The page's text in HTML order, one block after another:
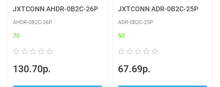
JXTCONN AHDR-0B2C-26P
AHDR-0B2C-26P
70
130.70р.
JXTCONN ADR-0B2C-25P
ADR-0B2C-25P
50
67.69р.